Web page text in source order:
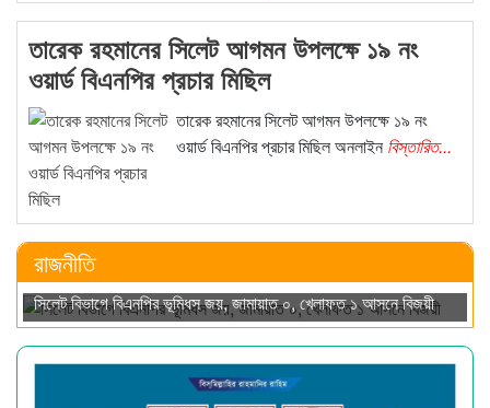
তারেক রহমানের সিলেট আগমন উপলক্ষে ১৯ নং
ওয়ার্ড বিএনপির প্রচার মিছিল
তারেক রহমানের সিলেট আগমন উপলক্ষে ১৯ নং
ওয়ার্ড বিএনপির প্রচার মিছিল অনলাইন বিস্তারিত...
রাজনীতি
সিলেট বিভাগে বিএনপির ভূমিধস জয়, জামায়াত ০, খেলাফত ১ আসনে বিজয়ী